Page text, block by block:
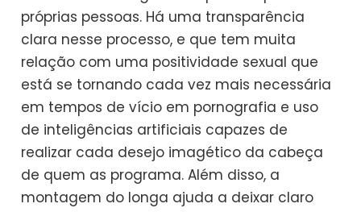
próprias pessoas. Há uma transparência
clara nesse processo, e que tem muita
relação com uma positividade sexual que
está se tornando cada vez mais necessária
em tempos de vício em pornografia e uso
de inteligências artificiais capazes de
realizar cada desejo imagético da cabeça
de quem as programa. Além disso, a
montagem do longa ajuda a deixar claro